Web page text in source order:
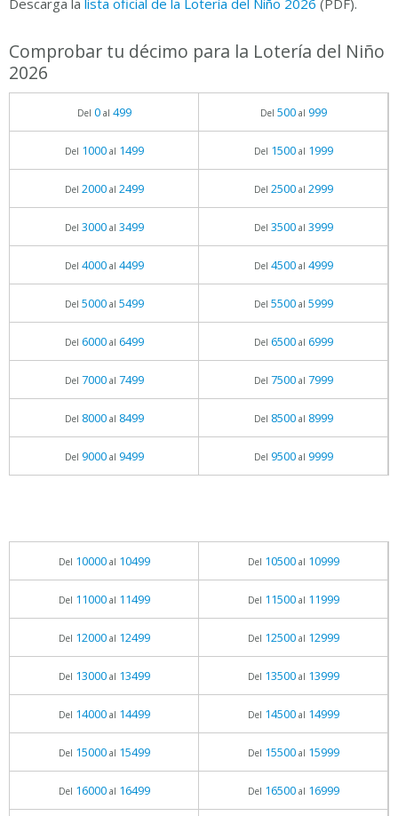
Descarga la lista oficial de la Lotería del Niño 2026 (PDF).
Comprobar tu décimo para la Lotería del Niño
2026
Del 0al 499 Del 500al 999
Del 1000al 1499 Del 1500al 1999
Del 2000al 2499 Del 2500al 2999
Del 3000al 3499 Del 3500al 3999
Del 4000al 4499 Del 4500al 4999
Del 5000al 5499 Del 5500al 5999
Del 6000al 6499 Del 6500al 6999
Del 7000al 7499 Del 7500al 7999
Del 8000al 8499 Del 8500al 8999
Del 9000al 9499 Del 9500al 9999
Del 10000al 10499 Del 10500al 10999
Del 11000al 11499 Del 11500al 11999
Del 12000al 12499 Del 12500al 12999
Del 13000al 13499 Del 13500al 13999
Del 14000al 14499 Del 14500al 14999
Del 15000al 15499 Del 15500al 15999
Del 16000al 16499 Del 16500al 16999